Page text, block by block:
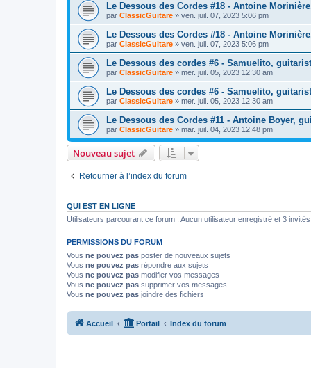
Le Dessous des Cordes #18 - Antoine
par ClassicGuitare » ven. juil. 07, 2023 5:06 pm
Le Dessous des Cordes #18 - Antoine
par ClassicGuitare » ven. juil. 07, 2023 5:06 pm
Le Dessous des cordes #6 - Samuelito,
par ClassicGuitare » mer. juil. 05, 2023 12:30 am
Le Dessous des cordes #6 - Samuelito,
par ClassicGuitare » mer. juil. 05, 2023 12:30 am
Le Dessous des Cordes #11 - Antoine Boyer,
par ClassicGuitare » mar. juil. 04, 2023 12:48 pm
Nouveau sujet
Retourner à l’index du forum
QUI EST EN LIGNE
Utilisateurs parcourant ce forum : Aucun utilisateur enregistré et 3 invités
PERMISSIONS DU FORUM
Vous ne pouvez pas poster de nouveaux sujets
Vous ne pouvez pas répondre aux sujets
Vous ne pouvez pas modifier vos messages
Vous ne pouvez pas supprimer vos messages
Vous ne pouvez pas joindre des fichiers
Accueil Portail Index du forum